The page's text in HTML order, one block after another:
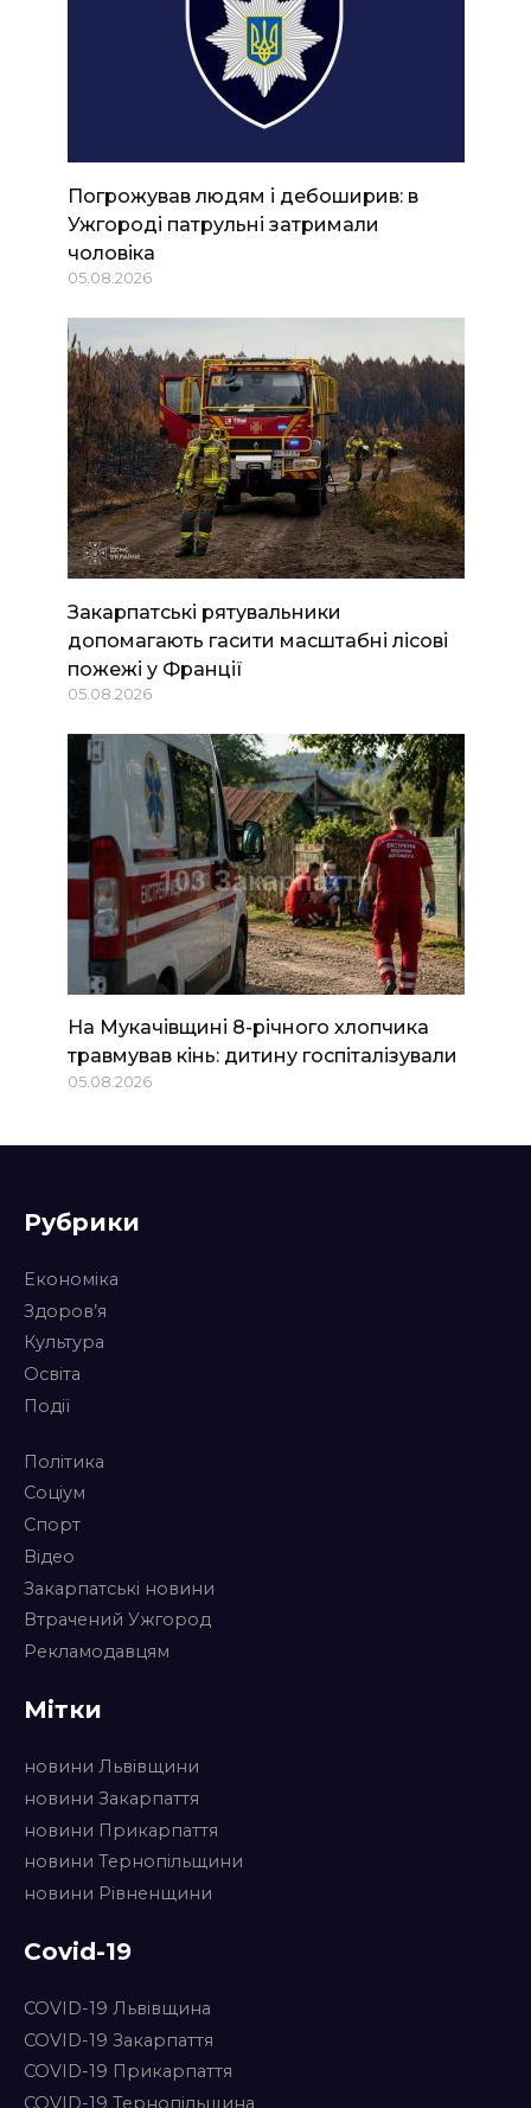
Погрожував людям і дебоширив: в
Ужгороді патрульні затримали
чоловіка
05.08.2026
Закарпатські рятувальники
допомагають гасити масштабні лісові
пожежі у Франції
05.08.2026
На Мукачівщині 8-річного хлопчика
травмував кінь: дитину госпіталізували
05.08.2026
Рубрики
Економіка
Здоров’я
Культура
Освіта
Події
Політика
Соціум
Спорт
Відео
Закарпатські новини
Втрачений Ужгород
Рекламодавцям
Мітки
новини Львівщини
новини Закарпаття
новини Прикарпаття
новини Тернопільщини
новини Рівненщини
Covid-19
COVID-19 Львівщина
COVID-19 Закарпаття
COVID-19 Прикарпаття
COVID-19 Тернопільщина